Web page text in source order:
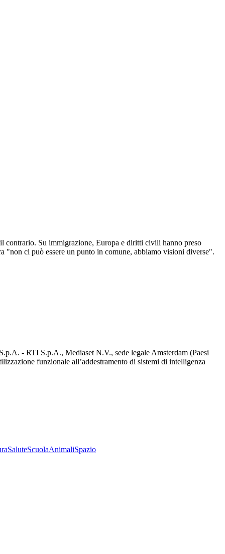
contrario. Su immigrazione, Europa e diritti civili hanno preso
"non ci può essere un punto in comune, abbiamo visioni diverse".
- RTI S.p.A., Mediaset N.V., sede legale Amsterdam (Paesi
funzionale all’addestramento di sistemi di intelligenza
SaluteScuolaAnimaliSpazio